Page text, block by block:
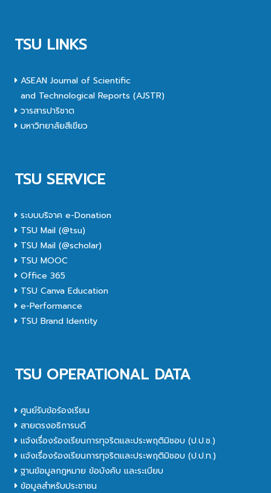
TSU LINKS
ASEAN Journal of Scientific
and Technological Reports (AJSTR)
วารสารปาริชาต
มหาวิทยาลัยสีเขียว
TSU SERVICE
ระบบบริจาค e-Donation
TSU Mail (@tsu)
TSU Mail (@scholar)
TSU MOOC
Office 365
TSU Canva Education
e-Performance
TSU Brand Identity
TSU OPERATIONAL DATA
ศูนย์รับข้อร้องเรียน
สายตรงอธิการบดี
แจ้งเรื่องร้องเรียนการทุจริตและประพฤติมิชอบ (ป.ป.ช.)
แจ้งเรื่องร้องเรียนการทุจริตและประพฤติมิชอบ (ป.ป.ท.)
ฐานข้อมูลกฎหมาย ข้อบังคับ และระเบียบ
ข้อมูลสำหรับประชาชน